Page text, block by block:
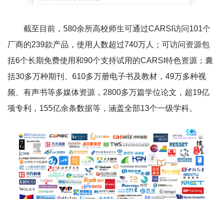
截至目前，580余所高校师生可通过CARSI访问101个
厂商的239款产品，使用人数超过740万人；可访问资源包
括6个长期免费使用和90个支持试用的CARSI特色资源；囊
括30多万种期刊、610多万册电子书及教材，49万多种视
频、有声书等多媒体资源，2800多万篇学位论文，超19亿
项专利，155亿余条数据等，涵盖全部13个一级学科。